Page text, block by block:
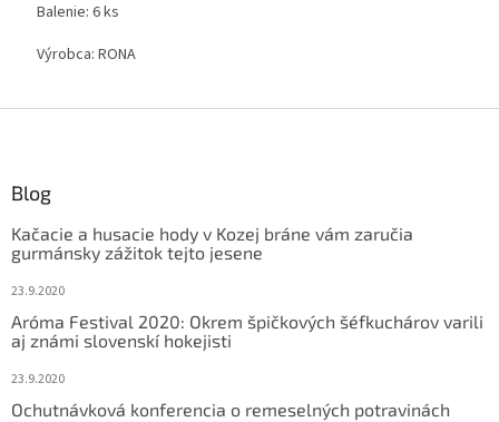
Balenie: 6 ks
Výrobca: RONA
Blog
Kačacie a husacie hody v Kozej bráne vám zaručia
gurmánsky zážitok tejto jesene
23.9.2020
Aróma Festival 2020: Okrem špičkových šéfkuchárov varili
aj známi slovenskí hokejisti
23.9.2020
Ochutnávková konferencia o remeselných potravinách